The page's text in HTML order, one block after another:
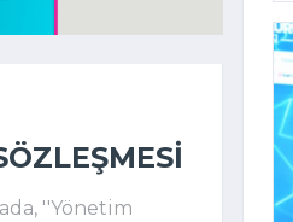
''Yönetim